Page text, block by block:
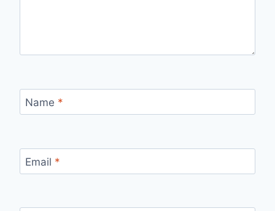
Name *
Email *